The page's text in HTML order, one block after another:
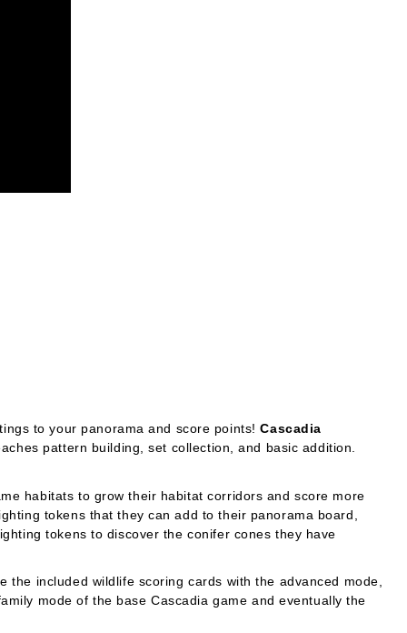
to your panorama and score points!Cascadia
pattern building, set collection, and basic addition.
habitats to grow their habitat corridors and score more
tokens that they can add to their panorama board,
tokens to discover the conifer cones they have
included wildlife scoring cards with the advanced mode,
mode of the baseCascadia game and eventually the